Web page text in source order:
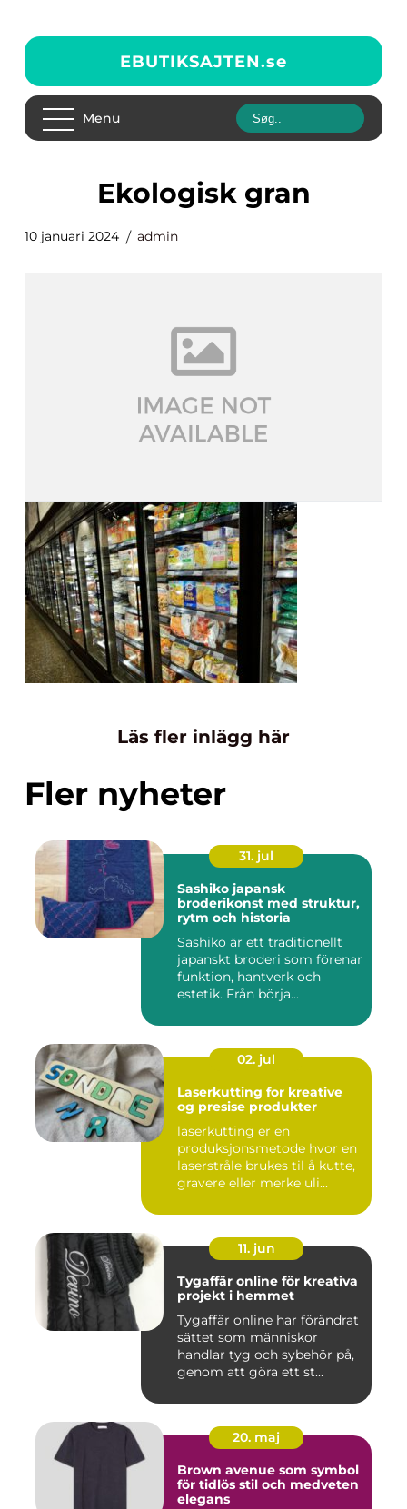
EBUTIKSAJTEN.se
Menu
ekologisk gran
10 januari 2024 admin
Läs fler inlägg här
Fler nyheter
31. jul
Sashiko japansk
broderikonst med struktur,
rytm och historia
Sashiko är ett traditionellt
japanskt broderi som förenar
funktion, hantverk och
estetik. Från börja...
02. jul
Laserkutting for kreative
og presise produkter
laserkutting er en
produksjonsmetode hvor en
laserstråle brukes til å kutte,
gravere eller merke uli...
11. jun
Tygaffär online för kreativa
projekt i hemmet
Tygaffär online har förändrat
sättet som människor
handlar tyg och sybehör på,
genom att göra ett st...
20. maj
Brown avenue som symbol
för tidlös stil och medveten
elegans